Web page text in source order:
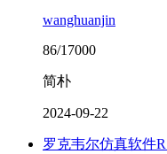
wanghuanjin
86/17000
简朴
2024-09-22
罗克韦尔仿真软件